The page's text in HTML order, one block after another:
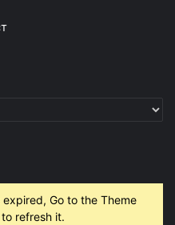
Go to the Theme
refresh it.